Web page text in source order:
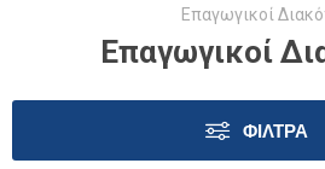
Επαγωγικοί
Επαγωγικοί
ΦΊΛΤΡΑ